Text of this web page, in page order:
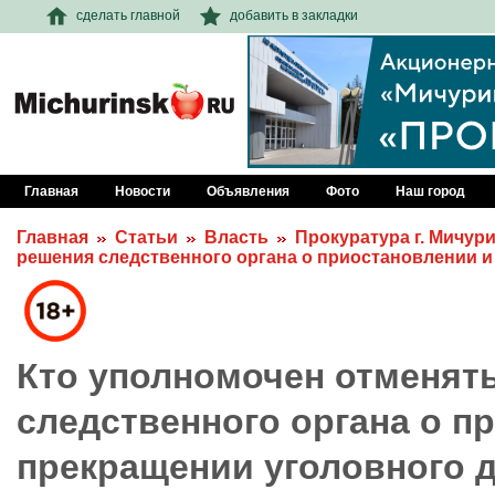
сделать главной добавить в закладки
Главная Новости Объявления Фото Наш город
Главная Статьи Власть
Прокуратура г.
решения следственного органа о приостановлении
Кто уполномочен
следственного органа о
прекращении уголовного